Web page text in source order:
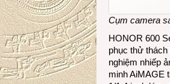
Cụm camera
HONOR 600
phục thử thách
nghiệm nhiếp
minh AiMAGE